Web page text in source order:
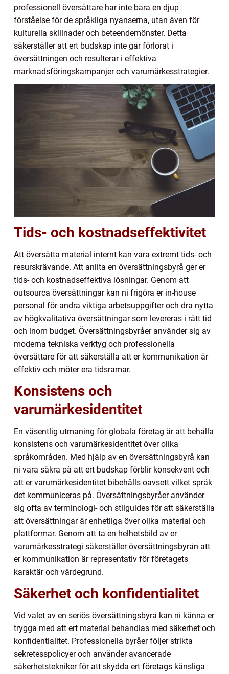
professionell översättare har inte bara en djup
förståelse för de språkliga nyanserna, utan även för
kulturella skillnader och beteendemönster. Detta
säkerställer att ert budskap inte går förlorat i
översättningen och resulterar i effektiva
marknadsföringskampanjer och varumärkesstrategier.
Tids- och kostnadseffektivitet
Att översätta material internt kan vara extremt tids- och
resurskrävande. Att anlita en översättningsbyrå ger er
tids- och kostnadseffektiva lösningar. Genom att
outsourca översättningar kan ni frigöra er in-house
personal för andra viktiga arbetsuppgifter och dra nytta
av högkvalitativa översättningar som levereras i rätt tid
och inom budget. Översättningsbyråer använder sig av
moderna tekniska verktyg och professionella
översättare för att säkerställa att er kommunikation är
effektiv och möter era tidsramar.
Konsistens och
varumärkesidentitet
En väsentlig utmaning för globala företag är att behålla
konsistens och varumärkesidentitet över olika
språkområden. Med hjälp av en översättningsbyrå kan
ni vara säkra på att ert budskap förblir konsekvent och
att er varumärkesidentitet bibehålls oavsett vilket språk
det kommuniceras på. Översättningsbyråer använder
sig ofta av terminologi- och stilguides för att säkerställa
att översättningar är enhetliga över olika material och
plattformar. Genom att ta en helhetsbild av er
varumärkesstrategi säkerställer översättningsbyrån att
er kommunikation är representativ för företagets
karaktär och värdegrund.
Säkerhet och konfidentialitet
Vid valet av en seriös översättningsbyrå kan ni känna er
trygga med att ert material behandlas med säkerhet och
konfidentialitet. Professionella byråer följer strikta
sekretesspolicyer och använder avancerade
säkerhetstekniker för att skydda ert företags känsliga